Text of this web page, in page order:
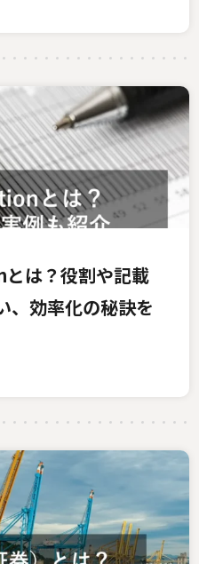
は？役割や記載
、効率化の秘訣を